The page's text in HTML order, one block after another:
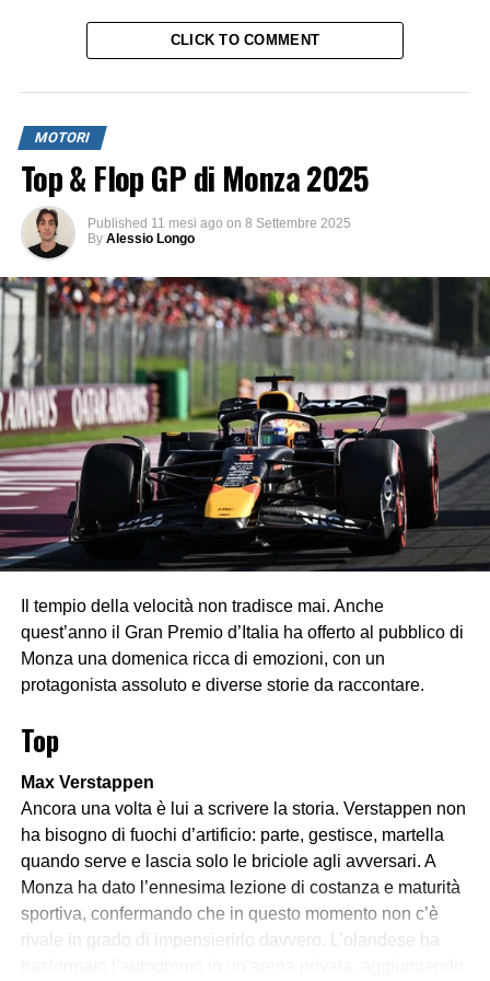
CLICK TO COMMENT
MOTORI
Top & Flop GP di Monza 2025
Published 11 mesi ago on 8 Settembre 2025
By Alessio Longo
Il tempio della velocità non tradisce mai. Anche
quest’anno il Gran Premio d’Italia ha offerto al pubblico di
Monza una domenica ricca di emozioni, con un
protagonista assoluto e diverse storie da raccontare.
Top
Max Verstappen
Ancora una volta è lui a scrivere la storia. Verstappen non
ha bisogno di fuochi d’artificio: parte, gestisce, martella
quando serve e lascia solo le briciole agli avversari. A
Monza ha dato l’ennesima lezione di costanza e maturità
sportiva, confermando che in questo momento non c’è
rivale in grado di impensierirlo davvero. L’olandese ha